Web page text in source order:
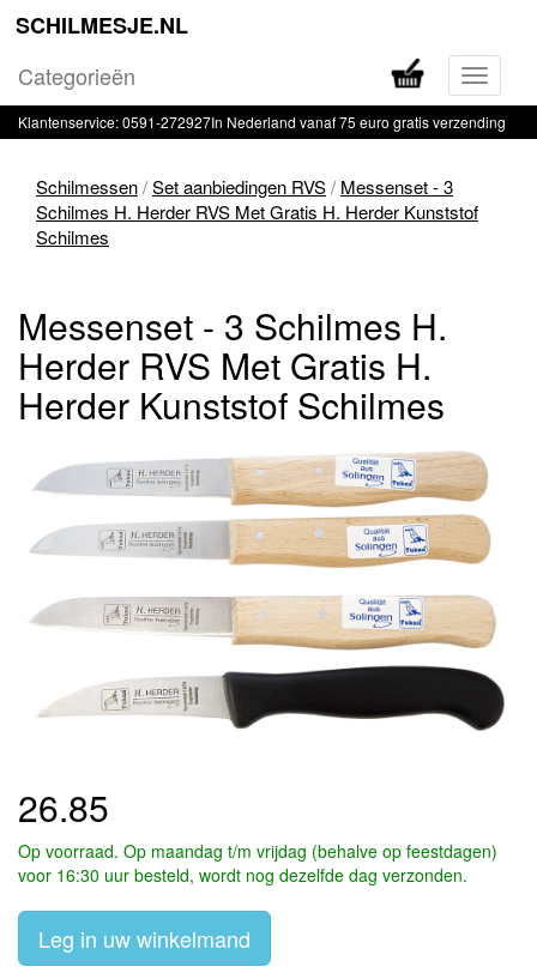
SCHILMESJE.NL
in-
of
Categorieën
Klantenservice: 0591-272927In Nederland vanaf 75 euro gratis verzending
Schilmessen/Set aanbiedingen RVS/ Messenset - 3
Schilmes H. Herder RVS Met Gratis H. Herder Kunststof
Schilmes
Messenset - 3 Schilmes H.
Herder RVS Met Gratis H.
Herder Kunststof Schilmes
26.85
Op voorraad. Op maandag t/m vrijdag (behalve op feestdagen)
voor 16:30 uur besteld, wordt nog dezelfde dag verzonden.
Leg in uw winkelmand